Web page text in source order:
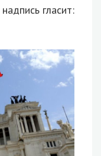
гласит: